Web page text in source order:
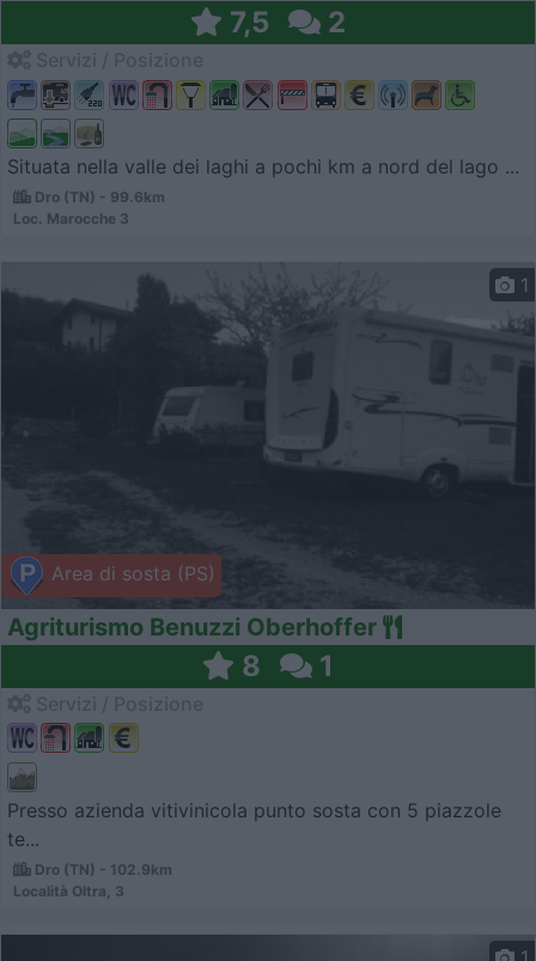
7,5 2
Situata nella valle dei laghi a pochi km a nord del lago ...
Dro (TN) - 99.6km
Loc. Marocche 3
Area di sosta (PS)
1
Agriturismo Benuzzi Oberhoffer
8 1
Presso azienda vitivinicola punto sosta con 5 piazzole
te...
Dro (TN) - 102.9km
Località Oltra, 3